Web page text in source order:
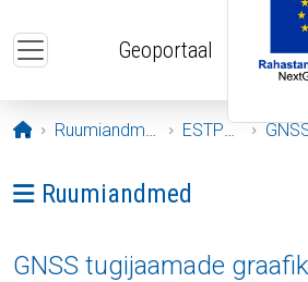
Geoportaal
Avaleht
Ruumiandmed ESTPOS
Ava menüü: Ruumiandmed
Ruumiandmed
GNSS tugijaamade